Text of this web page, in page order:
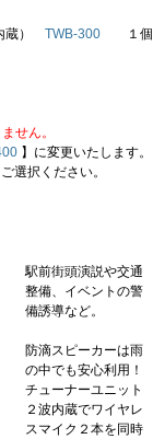
蔵） TWB-300 １個
せん。
】に変更いたします。
選択ください。
駅前街頭演説や交通
整備、イベントの警
備誘導など。
防滴スピーカーは雨
の中でも安心利用！
チューナーユニット
２波内蔵でワイヤレ
スマイク２本を同時